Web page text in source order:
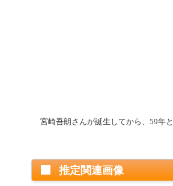
宮崎吾朗さんが誕生してから、59年
推定関連画像